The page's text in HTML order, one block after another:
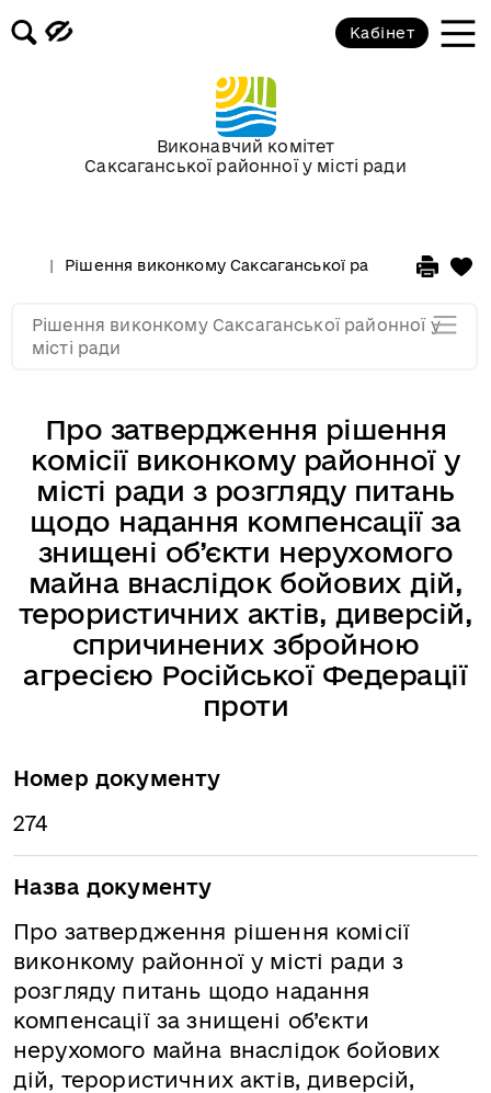
Виконавчий комітет
Саксаганської районної у місті ради
Кабінет
Рішення виконкому Саксаганської районної у місті
Про затвердження рішення
комісії виконкому районної у
місті ради з розгляду питань
щодо надання компенсації за
знищені об’єкти нерухомого
майна внаслідок бойових дій,
терористичних актів, диверсій,
спричинених збройною
агресією Російської Федерації
проти
Номер документу
274
Назва документу
Про затвердження рішення комісії
виконкому районної у місті ради з
розгляду питань щодо надання
компенсації за знищені об’єкти
нерухомого майна внаслідок бойових
дій, терористичних актів, диверсій,
Рішення виконкому Саксаганської районної у
місті ради
Засідання за 2015 рік
Засідання за 2014 рік
Засідання за 2013 рік
Засідання за 2011
Засідання за 2010